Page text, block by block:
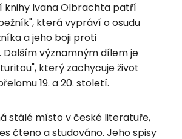
knihy Ivana Olbrachta patří
která vypráví o osudu
a jeho boji proti
Dalším významným dílem je
který zachycuje život
19. a 20. století.
stálé místo v české literatuře,
čteno a studováno. Jeho spisy